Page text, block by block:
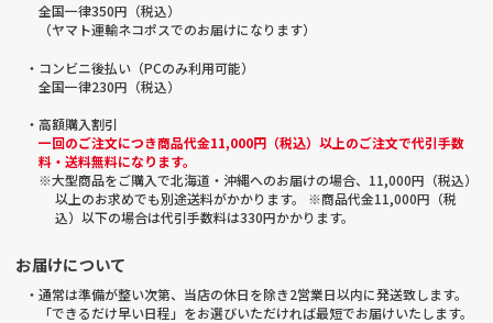
全国一律350円（税込）
（ヤマト運輸ネコポスでのお届けになります）
・コンビニ後払い（PCのみ利用可能）
全国一律230円（税込）
・高額購入割引
一回のご注文につき商品代金11,000円（税込）以上のご注文で代引手数
料・送料無料になります。
※大型商品をご購入で北海道・沖縄へのお届けの場合、11,000円（税込）
以上のお求めでも別途送料がかかります。 ※商品代金11,000円（税
込）以下の場合は代引手数料は330円かかります。
お届けについて
・通常は準備が整い次第、当店の休日を除き2営業日以内に発送致します。
「できるだけ早い日程」をお選びいただければ最短でお届けいたします。